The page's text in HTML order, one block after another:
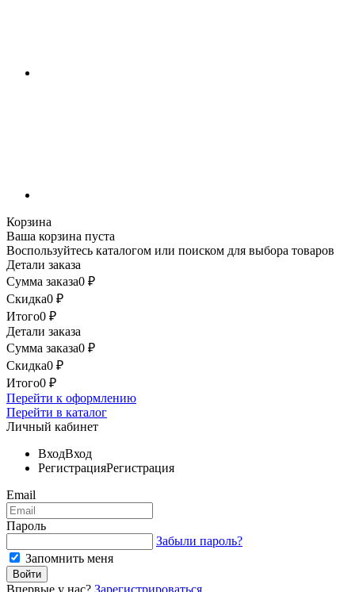
Корзина
Ваша корзина пуста
Воспользуйтесь каталогом или поиском для выбора товаров
Детали заказа
Сумма заказа0 ₽
Скидка0 ₽
Итого0 ₽
Детали заказа
Сумма заказа0 ₽
Скидка0 ₽
Итого0 ₽
Перейти к оформлению
Перейти в каталог
Личный кабинет
ВходВход
РегистрацияРегистрация
Email
Пароль
Забыли пароль?
Запомнить меня
Впервые у нас? Зарегистрироваться